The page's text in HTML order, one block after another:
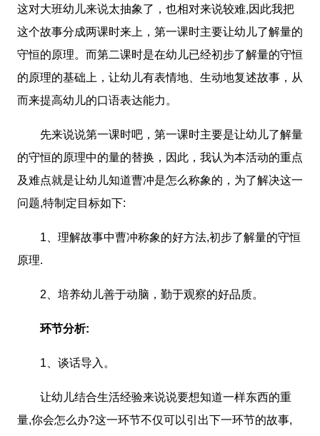
这对大班幼儿来说太抽象了，也相对来说较难,因此我把
这个故事分成两课时来上，第一课时主要让幼儿了解量的
守恒的原理。而第二课时是在幼儿已经初步了解量的守恒
的原理的基础上，让幼儿有表情地、生动地复述故事，从
而来提高幼儿的口语表达能力。
先来说说第一课时吧，第一课时主要是让幼儿了解量
的守恒的原理中的量的替换，因此，我认为本活动的重点
及难点就是让幼儿知道曹冲是怎么称象的，为了解决这一
问题,特制定目标如下:
1、理解故事中曹冲称象的好方法,初步了解量的守恒
原理.
2、培养幼儿善于动脑，勤于观察的好品质。
环节分析:
1、谈话导入。
让幼儿结合生活经验来说说要想知道一样东西的重
量,你会怎么办?这一环节不仅可以引出下一环节的故事,